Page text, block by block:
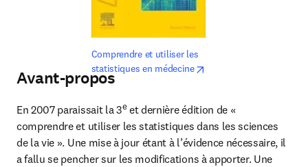
Comprendre et utiliser les
statistiques en médecine
Avant-propos
En 2007 paraissait la 3e et dernière édition de «
comprendre et utiliser les statistiques dans les sciences
de la vie ». Une mise à jour étant à l’évidence nécessaire, il
a fallu se pencher sur les modifications à apporter. Une